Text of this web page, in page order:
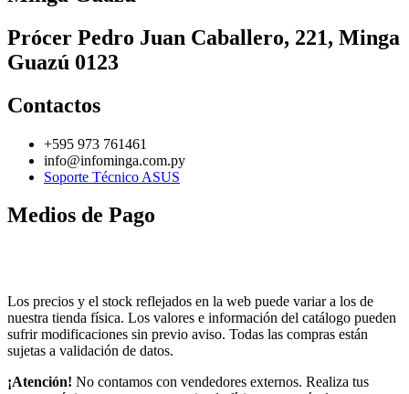
Prócer Pedro Juan Caballero, 221, Minga
Guazú 0123
Contactos
+595 973 761461
info@infominga.com.py
Soporte Técnico ASUS
Medios de Pago
Los precios y el stock reflejados en la web puede variar a los de
nuestra tienda física. Los valores e información del catálogo pueden
sufrir modificaciones sin previo aviso. Todas las compras están
sujetas a validación de datos.
¡Atención! No contamos con vendedores externos. Realiza tus